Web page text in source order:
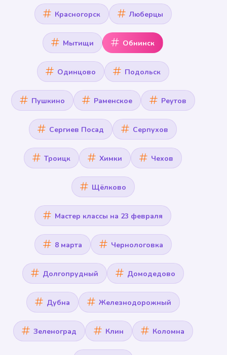
Красногорск Люберцы
Мытищи Обнинск
Одинцово Подольск
Пушкино Раменское Реутов
Сергиев Посад Серпухов
Троицк Химки Чехов
Щёлково
Мастер классы на 23 февраля
8 марта Чернологовка
Долгопрудный Домодедово
Дубна Железнодорожный
Зеленоград Клин Коломна